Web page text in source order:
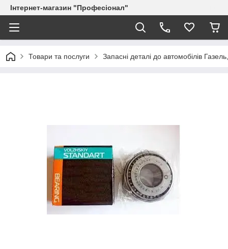
Інтернет-магазин "Професіонал"
Товари та послуги Запасні деталі до автомобілів